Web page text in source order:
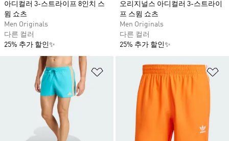
아디컬러 3-스트라이프 8인치 스
윔 쇼츠
Men Originals
다른 컬러
25% 추가 할인✨
오리지널스 아디컬러 3-스트라이
프 스윔 쇼츠
Men Originals
다른 컬러
25% 추가 할인✨
위시리스트 담기